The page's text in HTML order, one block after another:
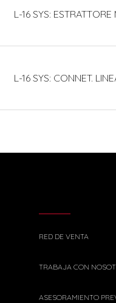
L-16 SYS:
L-16 SYS: CONNET.
RED DE VENTA
TRABAJA CON
ASESORAMIENTO